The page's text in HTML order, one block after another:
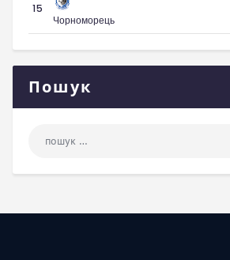
15
Чорноморець
Пошук